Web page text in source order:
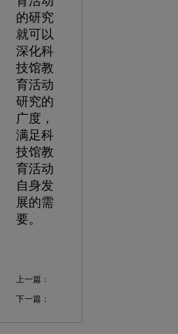
的研究
就可以
深化科
技馆教
育活动
研究的
广度，
满足科
技馆教
育活动
自身发
展的需
要。
上一篇：
下一篇：